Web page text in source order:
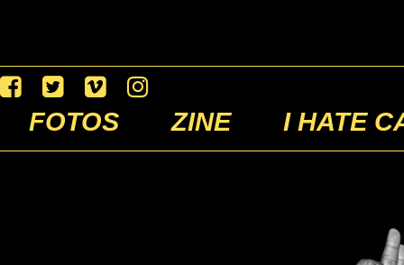
FOTOS ZINE I HATE